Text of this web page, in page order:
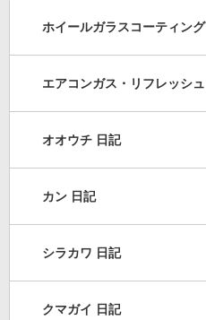
ホイールガラスコーティング
エアコンガス・リフレッシュ
オオウチ 日記
カン 日記
シラカワ 日記
クマガイ 日記